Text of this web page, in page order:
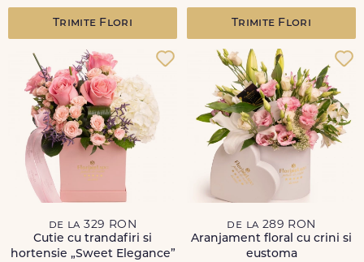
Trimite Flori Trimite Flori
de la 329 RON
Cutie cu trandafiri si
hortensie „Sweet Elegance”
de la 289 RON
Aranjament floral cu crini si
eustoma